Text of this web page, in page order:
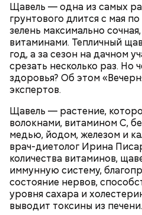
Щавель — одна из самых
грунтового длится с мая
зелень максимально
витаминами. Тепличный
год, а за сезон на дачном
срезать несколько раз. Но
здоровья? Об этом
экспертов.
Щавель — растение,
волокнами, витамином С,
медью, йодом, железом и
врач-диетолог Ирина
количества витаминов,
иммунную систему,
состояние нервов,
уровня сахара и
выводит токсины из печени.
ЗДОРОВЬЕ ВРАЧИ
ПРОДУКТЫ